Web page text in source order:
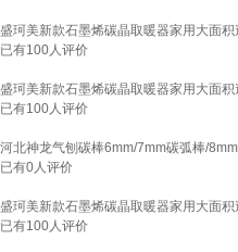
盛珂美新款石墨烯碳晶取暖器家用大面
已有100人评价
盛珂美新款石墨烯碳晶取暖器家用大面
已有100人评价
河北神龙气刨碳棒6mm/7mm碳弧棒/
已有0人评价
盛珂美新款石墨烯碳晶取暖器家用大面
已有100人评价